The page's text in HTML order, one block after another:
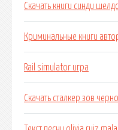
Скачать книги синди
Криминальные книги
Rail simulator игра
Скачать сталкер зов